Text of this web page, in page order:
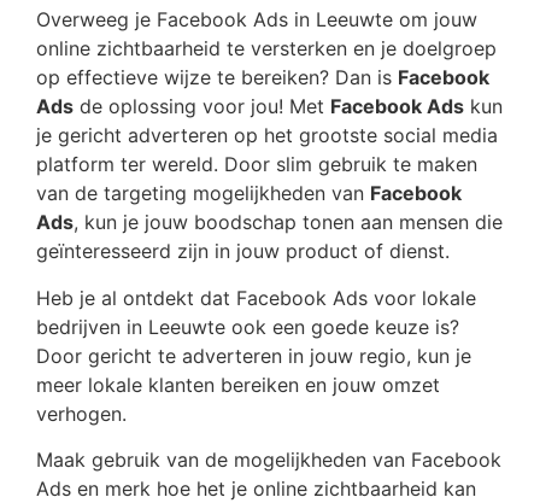
Overweeg je Facebook Ads in Leeuwte om jouw
online zichtbaarheid te versterken en je doelgroep
op effectieve wijze te bereiken? Dan is Facebook
Ads de oplossing voor jou! Met Facebook Ads kun
je gericht adverteren op het grootste social media
platform ter wereld. Door slim gebruik te maken
van de targeting mogelijkheden van Facebook
Ads, kun je jouw boodschap tonen aan mensen die
geïnteresseerd zijn in jouw product of dienst.
Heb je al ontdekt dat Facebook Ads voor lokale
bedrijven in Leeuwte ook een goede keuze is?
Door gericht te adverteren in jouw regio, kun je
meer lokale klanten bereiken en jouw omzet
verhogen.
Maak gebruik van de mogelijkheden van Facebook
Ads en merk hoe het je online zichtbaarheid kan